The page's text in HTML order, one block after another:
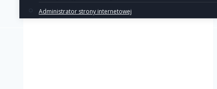
Administrator strony internetowej